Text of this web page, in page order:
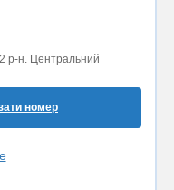
2 р-н. Центральний
номер